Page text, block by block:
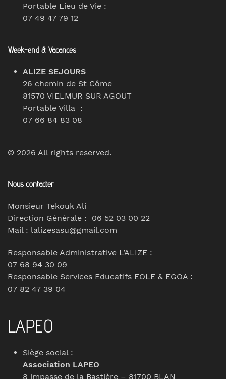
Portable Lieu de Vie :
07 49 47 79 12
Week-end & Vacances
ALIZE SEJOURS
26 chemin de St Côme
81570 VIELMUR SUR AGOUT
Portable Villa :
07 66 84 83 08
© 2026 All rights reserved.
Nous contacter
Monsieur Tekouk Ali
Direction Générale : 06 52 03 00 22
Mail : lalizesasu@gmail.com
Responsable Administrative L’ALIZE :
07 68 94 30 09
Responsable Services Educatifs EOLE & EGOA :
07 82 47 39 04
LAPEO
Siège social :
Association LAPEO
8 impasse de la Bastière – 81700 BLAN